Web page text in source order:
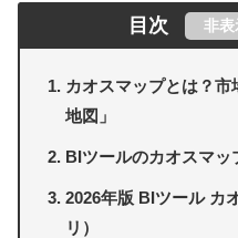
目次 非表
カオスマップとは？
地図」
BIツールのカオスマッ
2026年版 BIツール カ
リ）